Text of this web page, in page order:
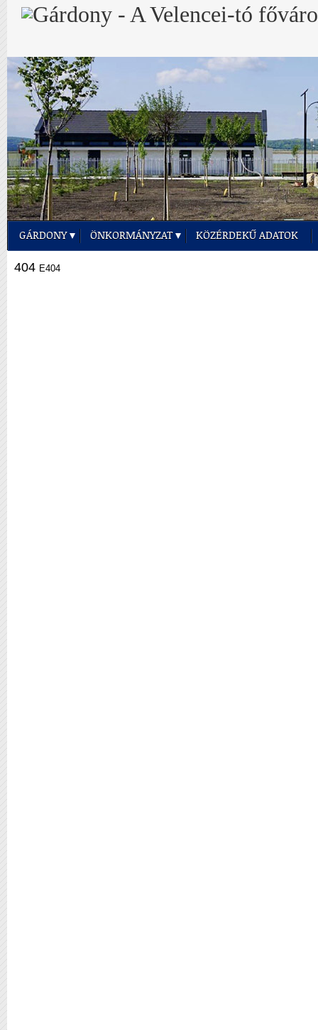
GÁRDONY ÖNKORMÁNYZAT KÖZÉRDEKŰ ADATOK
404 E404